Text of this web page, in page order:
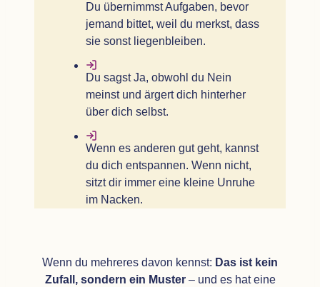
Du über­nimmst Auf­ga­ben, bevor
jemand bit­tet, weil du merkst, dass
sie sonst liegenbleiben.
Du sagst Ja, obwohl du Nein
meinst und ärgert dich hin­ter­her
über dich selbst.
Wenn es ande­ren gut geht, kannst
du dich ent­span­nen. Wenn nicht,
sitzt dir immer eine kleine Unruhe
im Nacken.
Wenn du meh­re­res davon kennst: Das ist kein
Zufall, son­dern ein Mus­ter– und es hat eine